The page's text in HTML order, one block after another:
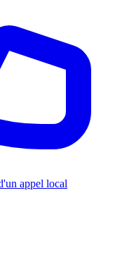
appel local